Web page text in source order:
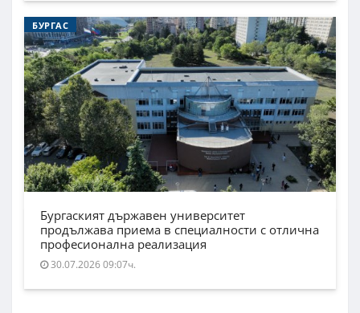
БУРГАС
Бургаският държавен университет
продължава приема в специалности с отлична
професионална реализация
30.07.2026 09:07ч.